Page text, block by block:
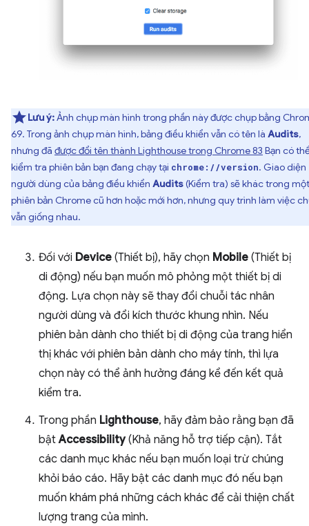
Lưu ý:Ảnh chụp màn hình trong phần này được chụp bằng
69. Trong ảnh chụp màn hình, bảng điều khiển vẫn có tên là Audits,
nhưng đã được đổi tên thành Lighthouse trong Chrome 83 Bạn có
kiểm tra phiên bản bạn đang chạy tại chrome://version. Giao diện
người dùng của bảng điều khiển Audits(Kiểm tra) sẽ khác trong
phiên bản Chrome cũ hơn hoặc mới hơn, nhưng quy trình làm việc
vẫn giống nhau.
Đối với Device (Thiết bị), hãy chọn Mobile (Thiết bị
di động) nếu bạn muốn mô phỏng một thiết bị di
động. Lựa chọn này sẽ thay đổi chuỗi tác nhân
người dùng và đổi kích thước khung nhìn. Nếu
phiên bản dành cho thiết bị di động của trang hiển
thị khác với phiên bản dành cho máy tính, thì lựa
chọn này có thể ảnh hưởng đáng kể đến kết quả
kiểm tra.
Trong phần Lighthouse, hãy đảm bảo rằng bạn đã
bậtAccessibility(Khả năng hỗ trợ tiếp cận). Tắt
các danh mục khác nếu bạn muốn loại trừ chúng
khỏi báo cáo. Hãy bật các danh mục đó nếu bạn
muốn khám phá những cách khác để cải thiện chất
lượng trang của mình.